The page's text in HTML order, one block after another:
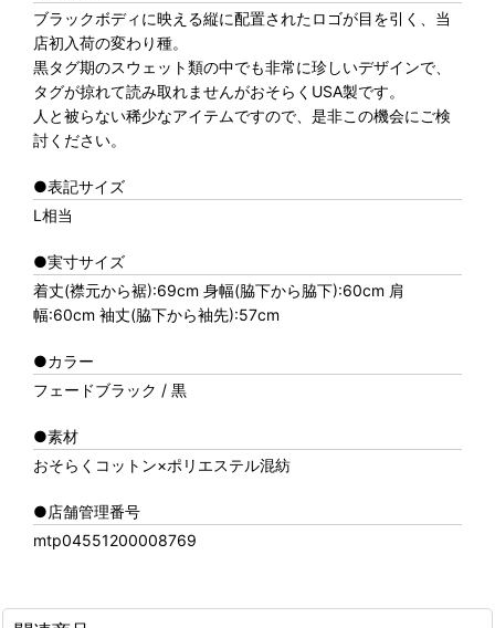
ブラックボディに映える縦に配置されたロゴが目を引く、当
店初入荷の変わり種。
黒タグ期のスウェット類の中でも非常に珍しいデザインで、
タグが掠れて読み取れませんがおそらくUSA製です。
人と被らない稀少なアイテムですので、是非この機会にご検
討ください。
●表記サイズ
L相当
●実寸サイズ
着丈(襟元から裾):69cm 身幅(脇下から脇下):60cm 肩
幅:60cm 袖丈(脇下から袖先):57cm
●カラー
フェードブラック / 黒
●素材
おそらくコットン×ポリエステル混紡
●店舗管理番号
mtp04551200008769